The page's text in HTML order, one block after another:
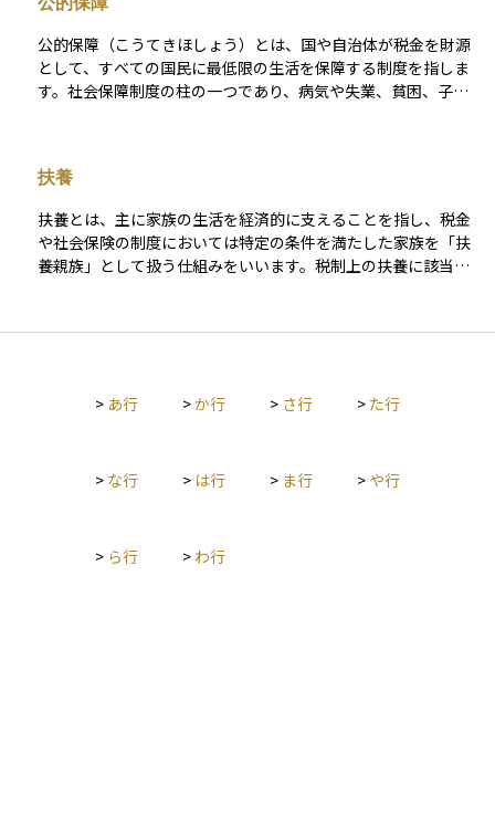
額10,000円（第3子以降は15,000円）などと定められていま
す。 申請は居住地の市区町村窓口で行い、原則として児童の出
生や転入から15日以内に届け出が必要です。子育て世帯の家計
を直接支える制度であり、教育費や生活費の一部に充てられる
ことが多く、非常に身近で利用者の多い支援制度の一つです。
公的保障（こうてきほしょう）とは、国や自治体が税金を財源
として、すべての国民に最低限の生活を保障する制度を指しま
す。社会保障制度の柱の一つであり、病気や失業、貧困、子育
費や医療費を補う制度で、まさに「最後のセーフティネット」
とされています。また、児童手当は子どもを養育する家庭に所
得に応じて一定額を支給する仕組みであり、子育て世帯の生活
支援を目的としています。さらに、基礎年金の一部は国庫から
の負担で賄われており、拠出額が少ない人でも一定の年金を受
は税を財源に「無拠出」で提供される点で、公的保険とは性格
が異なります。 公的保障は最低限度の生活を維持するための支
安心といえます。
扶養
扶養とは、主に家族の生活を経済的に支えることを指し、税金
や社会保険の制度においては特定の条件を満たした家族を「扶
養親族」として扱う仕組みをいいます。税制上の扶養に該当す
収入の少ない配偶者や子ども、親などを被扶養者として登録す
> あ行 >か行 > さ行 > た行
> な行 > は行 > ま行 > や行
> ら行 > わ行